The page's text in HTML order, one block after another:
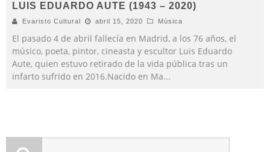
LUIS EDUARDO AUTE (1943 – 2020)
Evaristo Cultural abril 15, 2020 Música
El pasado 4 de abril fallecía en Madrid, a los 76 años, el
músico, poeta, pintor, cineasta y escultor Luis Eduardo
Aute, quien estuvo retirado de la vida pública tras un
infarto sufrido en 2016.Nacido en Ma...